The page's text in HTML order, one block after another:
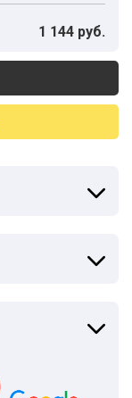
1 144 руб.